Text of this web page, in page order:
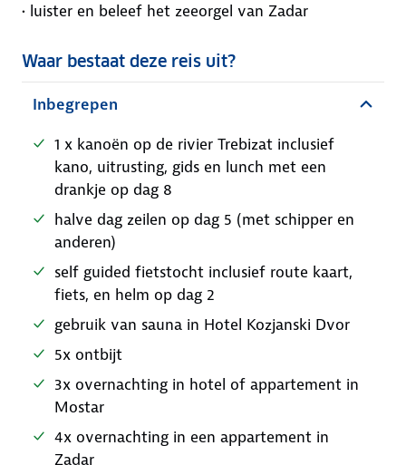
• luister en beleef het zeeorgel van Zadar
Waar bestaat deze reis uit?
Inbegrepen
1 x kanoën op de rivier Trebizat inclusief
kano, uitrusting, gids en lunch met een
drankje op dag 8
halve dag zeilen op dag 5 (met schipper en
anderen)
self guided fietstocht inclusief route kaart,
fiets, en helm op dag 2
gebruik van sauna in Hotel Kozjanski Dvor
5x ontbijt
3x overnachting in hotel of appartement in
Mostar
4x overnachting in een appartement in
Zadar